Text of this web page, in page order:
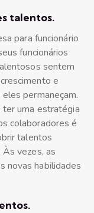
talentos.
para funcionário
funcionários
sentem
e
permaneçam.
ter uma estratégia
colaboradores é
talentos
vezes, as
novas habilidades